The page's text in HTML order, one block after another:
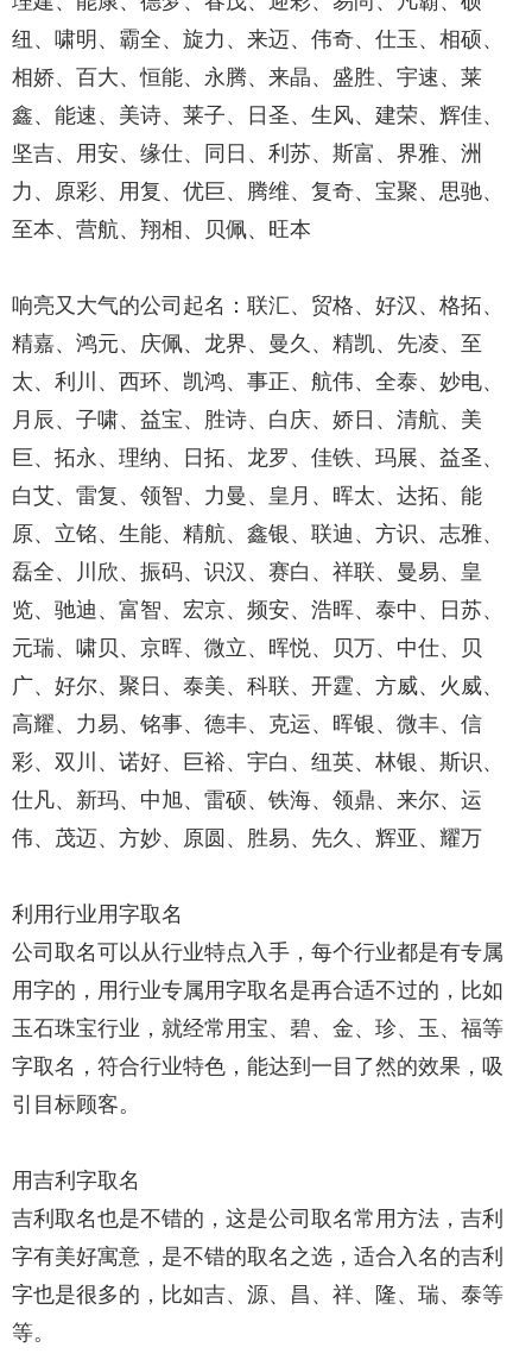
纽、啸明、霸全、旋力、来迈、伟奇、仕玉、相硕、
相娇、百大、恒能、永腾、来晶、盛胜、宇速、莱
鑫、能速、美诗、莱子、日圣、生风、建荣、辉佳、
坚吉、用安、缘仕、同日、利苏、斯富、界雅、洲
力、原彩、用复、优巨、腾维、复奇、宝聚、思驰、
至本、营航、翔相、贝佩、旺本
响亮又大气的公司起名：联汇、贸格、好汉、格拓、
精嘉、鸿元、庆佩、龙界、曼久、精凯、先凌、至
太、利川、西环、凯鸿、事正、航伟、全泰、妙电、
月辰、子啸、益宝、胜诗、白庆、娇日、清航、美
巨、拓永、理纳、日拓、龙罗、佳铁、玛展、益圣、
白艾、雷复、领智、力曼、皇月、晖太、达拓、能
原、立铭、生能、精航、鑫银、联迪、方识、志雅、
磊全、川欣、振码、识汉、赛白、祥联、曼易、皇
览、驰迪、富智、宏京、频安、浩晖、泰中、日苏、
元瑞、啸贝、京晖、微立、晖悦、贝万、中仕、贝
广、好尔、聚日、泰美、科联、开霆、方威、火威、
高耀、力易、铭事、德丰、克运、晖银、微丰、信
彩、双川、诺好、巨裕、宇白、纽英、林银、斯识、
仕凡、新玛、中旭、雷硕、铁海、领鼎、来尔、运
伟、茂迈、方妙、原圆、胜易、先久、辉亚、耀万
利用行业用字取名
公司取名可以从行业特点入手，每个行业都是有专属
用字的，用行业专属用字取名是再合适不过的，比如
玉石珠宝行业，就经常用宝、碧、金、珍、玉、福等
字取名，符合行业特色，能达到一目了然的效果，吸
引目标顾客。
用吉利字取名
吉利取名也是不错的，这是公司取名常用方法，吉利
字有美好寓意，是不错的取名之选，适合入名的吉利
字也是很多的，比如吉、源、昌、祥、隆、瑞、泰等
等。